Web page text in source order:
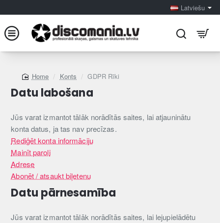
Latviešu
home
Konts GDPR Rīki
Datu labošana
Jūs varat izmantot tālāk norādītās saites, lai atjauninātu
konta datus, ja tas nav precīzas.
Rediģēt konta informāciju
Mainīt paroli
Adrese
Abonēt / atsaukt biļetenu
Datu pārnesamība
Jūs varat izmantot tālāk norādītās saites, lai lejupielādētu